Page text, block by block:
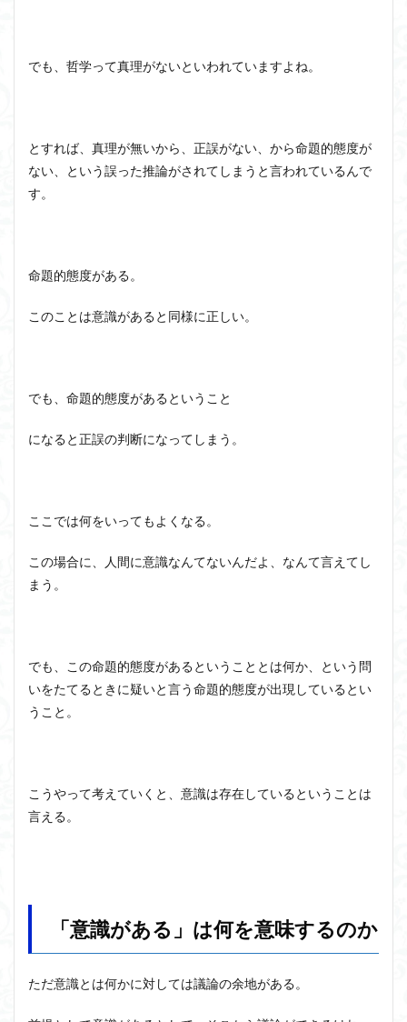
でも、哲学って真理がないといわれていますよね。
とすれば、真理が無いから、正誤がない、から命題的態度が
ない、という誤った推論がされてしまうと言われているんで
す。
命題的態度がある。
このことは意識があると同様に正しい。
でも、命題的態度があるということ
になると正誤の判断になってしまう。
ここでは何をいってもよくなる。
この場合に、人間に意識なんてないんだよ、なんて言えてし
まう。
でも、この命題的態度があるということとは何か、という問
いをたてるときに疑いと言う命題的態度が出現しているとい
うこと。
こうやって考えていくと、意識は存在しているということは
言える。
「意識がある」は何を意味するのか
ただ意識とは何かに対しては議論の余地がある。